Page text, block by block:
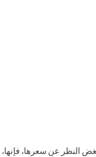
النظر عن سعرها،